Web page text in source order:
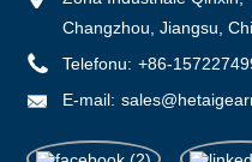
Changzhou, Jiangsu,
Telefonu: +86-
E-mail: